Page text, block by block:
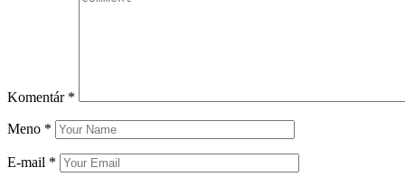
Komentár *
Meno *
E-mail *